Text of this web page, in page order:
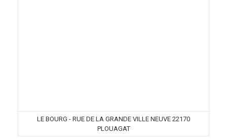
LE BOURG - RUE DE LA GRANDE VILLE NEUVE 22170
PLOUAGAT